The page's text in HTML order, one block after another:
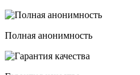
Полная анонимность